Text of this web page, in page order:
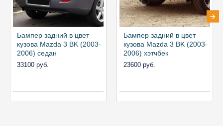
Бампер задний в цвет
кузова Mazda 3 BK (2003-
2006) седан
33100 руб.
Бампер задний в цвет
кузова Mazda 3 BK (2003-
2006) хэтчбек
23600 руб.